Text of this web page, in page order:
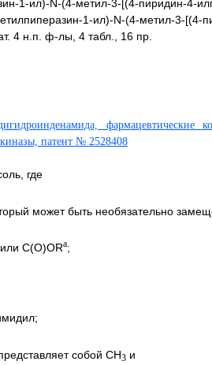
1-ил)-N-(4-метил-3-[(4-пиридин-4-
1-ил)-N-(4-метил-3-[(4-
4 н.п. ф-лы, 4 табл., 16 пр.
где
может быть необязательно
C(O)ORa;
собой CH3и